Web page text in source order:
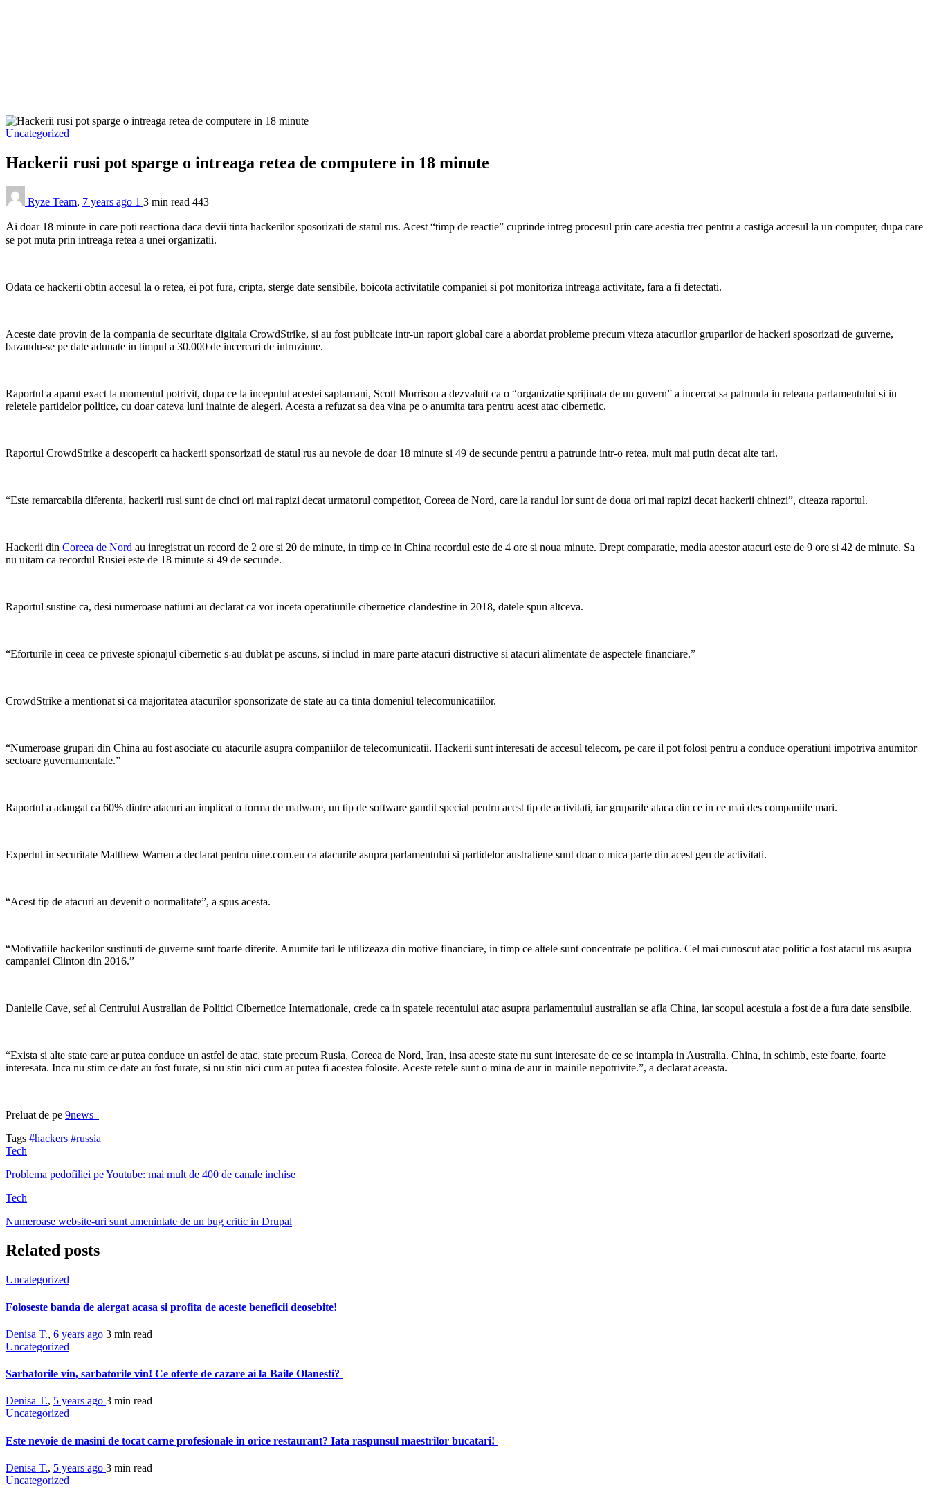
Uncategorized
Hackerii rusi pot sparge o intreaga retea de computere in 18 minute
Ryze Team, 7 years ago 1 3 min read 443
Ai doar 18 minute in care poti reactiona daca devii tinta hackerilor sposorizati de statul rus. Acest “timp de reactie” cuprinde intreg procesul prin care acestia trec pentru a castiga accesul la un computer, dupa care
se pot muta prin intreaga retea a unei organizatii.
Odata ce hackerii obtin accesul la o retea, ei pot fura, cripta, sterge date sensibile, boicota activitatile companiei si pot monitoriza intreaga activitate, fara a fi detectati.
Aceste date provin de la compania de securitate digitala CrowdStrike, si au fost publicate intr-un raport global care a abordat probleme precum viteza atacurilor gruparilor de hackeri sposorizati de guverne,
bazandu-se pe date adunate in timpul a 30.000 de incercari de intruziune.
Raportul a aparut exact la momentul potrivit, dupa ce la inceputul acestei saptamani, Scott Morrison a dezvaluit ca o “organizatie sprijinata de un guvern” a incercat sa patrunda in reteaua parlamentului si in
reletele partidelor politice, cu doar cateva luni inainte de alegeri. Acesta a refuzat sa dea vina pe o anumita tara pentru acest atac cibernetic.
Raportul CrowdStrike a descoperit ca hackerii sponsorizati de statul rus au nevoie de doar 18 minute si 49 de secunde pentru a patrunde intr-o retea, mult mai putin decat alte tari.
“Este remarcabila diferenta, hackerii rusi sunt de cinci ori mai rapizi decat urmatorul competitor, Coreea de Nord, care la randul lor sunt de doua ori mai rapizi decat hackerii chinezi”, citeaza raportul.
Hackerii din Coreea de Nord au inregistrat un record de 2 ore si 20 de minute, in timp ce in China recordul este de 4 ore si noua minute. Drept comparatie, media acestor atacuri este de 9 ore si 42 de minute. Sa
nu uitam ca recordul Rusiei este de 18 minute si 49 de secunde.
Raportul sustine ca, desi numeroase natiuni au declarat ca vor inceta operatiunile cibernetice clandestine in 2018, datele spun altceva.
“Eforturile in ceea ce priveste spionajul cibernetic s-au dublat pe ascuns, si includ in mare parte atacuri distructive si atacuri alimentate de aspectele financiare.”
CrowdStrike a mentionat si ca majoritatea atacurilor sponsorizate de state au ca tinta domeniul telecomunicatiilor.
“Numeroase grupari din China au fost asociate cu atacurile asupra companiilor de telecomunicatii. Hackerii sunt interesati de accesul telecom, pe care il pot folosi pentru a conduce operatiuni impotriva anumitor
sectoare guvernamentale.”
Raportul a adaugat ca 60% dintre atacuri au implicat o forma de malware, un tip de software gandit special pentru acest tip de activitati, iar gruparile ataca din ce in ce mai des companiile mari.
Expertul in securitate Matthew Warren a declarat pentru nine.com.eu ca atacurile asupra parlamentului si partidelor australiene sunt doar o mica parte din acest gen de activitati.
“Acest tip de atacuri au devenit o normalitate”, a spus acesta.
“Motivatiile hackerilor sustinuti de guverne sunt foarte diferite. Anumite tari le utilizeaza din motive financiare, in timp ce altele sunt concentrate pe politica. Cel mai cunoscut atac politic a fost atacul rus asupra
campaniei Clinton din 2016.”
Danielle Cave, sef al Centrului Australian de Politici Cibernetice Internationale, crede ca in spatele recentului atac asupra parlamentului australian se afla China, iar scopul acestuia a fost de a fura date sensibile.
“Exista si alte state care ar putea conduce un astfel de atac, state precum Rusia, Coreea de Nord, Iran, insa aceste state nu sunt interesate de ce se intampla in Australia. China, in schimb, este foarte, foarte
interesata. Inca nu stim ce date au fost furate, si nu stin nici cum ar putea fi acestea folosite. Aceste retele sunt o mina de aur in mainile nepotrivite.”, a declarat aceasta.
Preluat de pe 9news
Tags #hackers #russia
Tech
Problema pedofiliei pe Youtube: mai mult de 400 de canale inchise
Tech
Numeroase website-uri sunt amenintate de un bug critic in Drupal
Related posts
Uncategorized
Foloseste banda de alergat acasa si profita de aceste beneficii deosebite!
Denisa T., 6 years ago 3 min read
Uncategorized
Sarbatorile vin, sarbatorile vin! Ce oferte de cazare ai la Baile Olanesti?
Denisa T., 5 years ago 3 min read
Uncategorized
Este nevoie de masini de tocat carne profesionale in orice restaurant? Iata raspunsul maestrilor bucatari!
Denisa T., 5 years ago 3 min read
Uncategorized